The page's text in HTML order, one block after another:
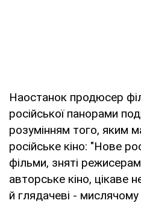
Наостанок продюсер
російської панорами
розумінням того, яким
російське кіно: "Нове
фільми, зняті
авторське кіно, цікаве
й глядачеві - мислячому